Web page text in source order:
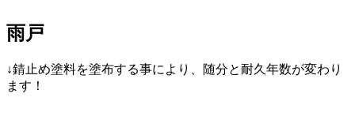
雨戸
↓錆止め塗料を塗布する事により、随分と耐久年数が変わり
ます！